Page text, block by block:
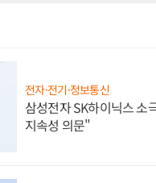
전자·전기·정보통신
삼성전자 SK하이닉스 소
지속성 의문"